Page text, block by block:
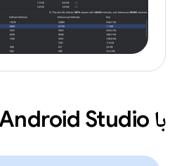
با Android Studio شروع کنید